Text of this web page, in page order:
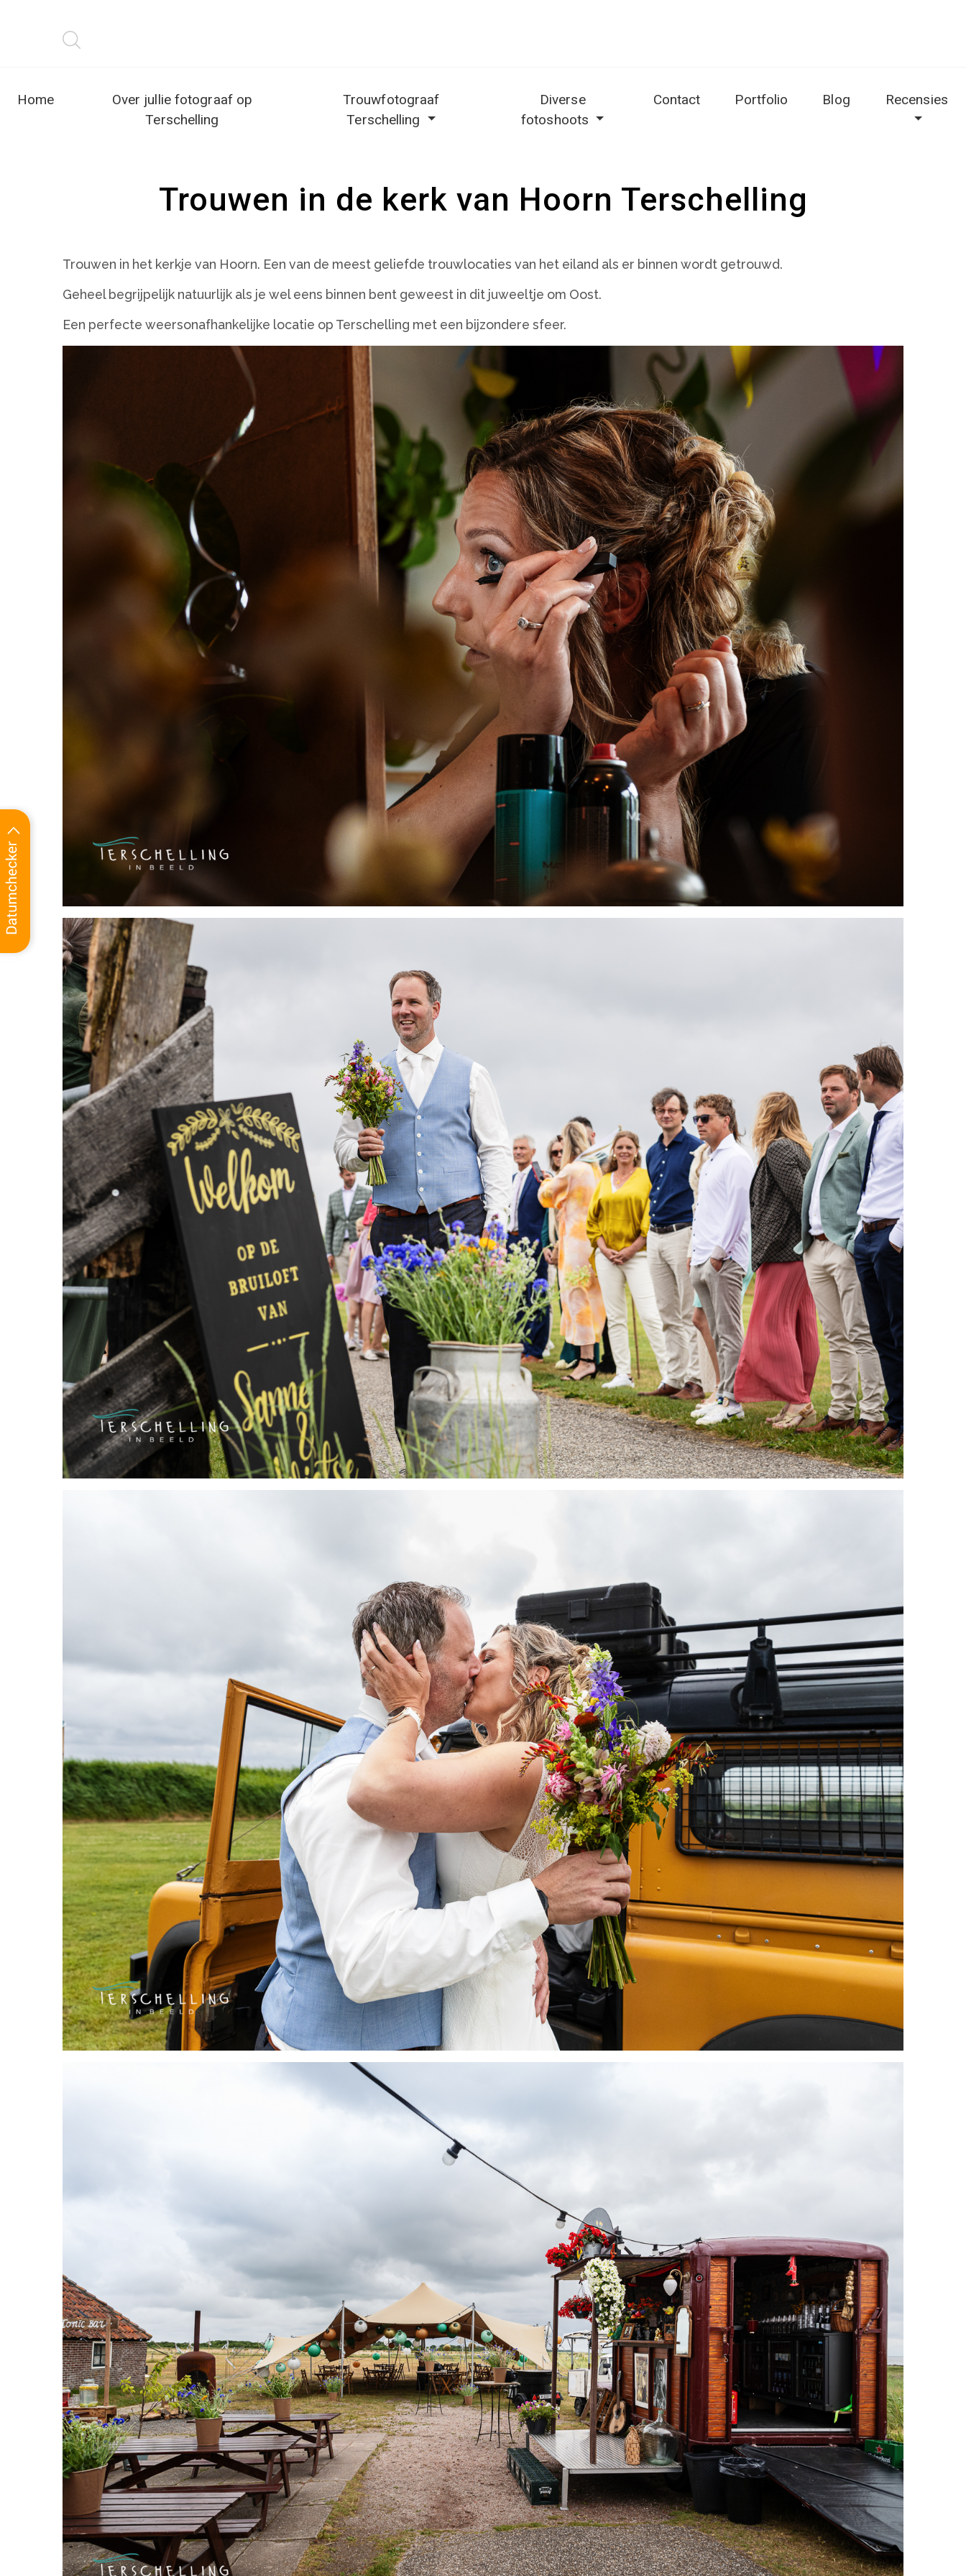
Home
Over jullie fotograaf op
Terschelling
Trouwfotograaf
Terschelling
Diverse
fotoshoots
Contact Portfolio Blog Recensies
Trouwen in de kerk van Hoorn Terschelling
Trouwen in het kerkje van Hoorn. Een van de meest geliefde trouwlocaties van het eiland als er binnen wordt getrouwd.
Geheel begrijpelijk natuurlijk als je wel eens binnen bent geweest in dit juweeltje om Oost.
Een perfecte weersonafhankelijke locatie op Terschelling met een bijzondere sfeer.